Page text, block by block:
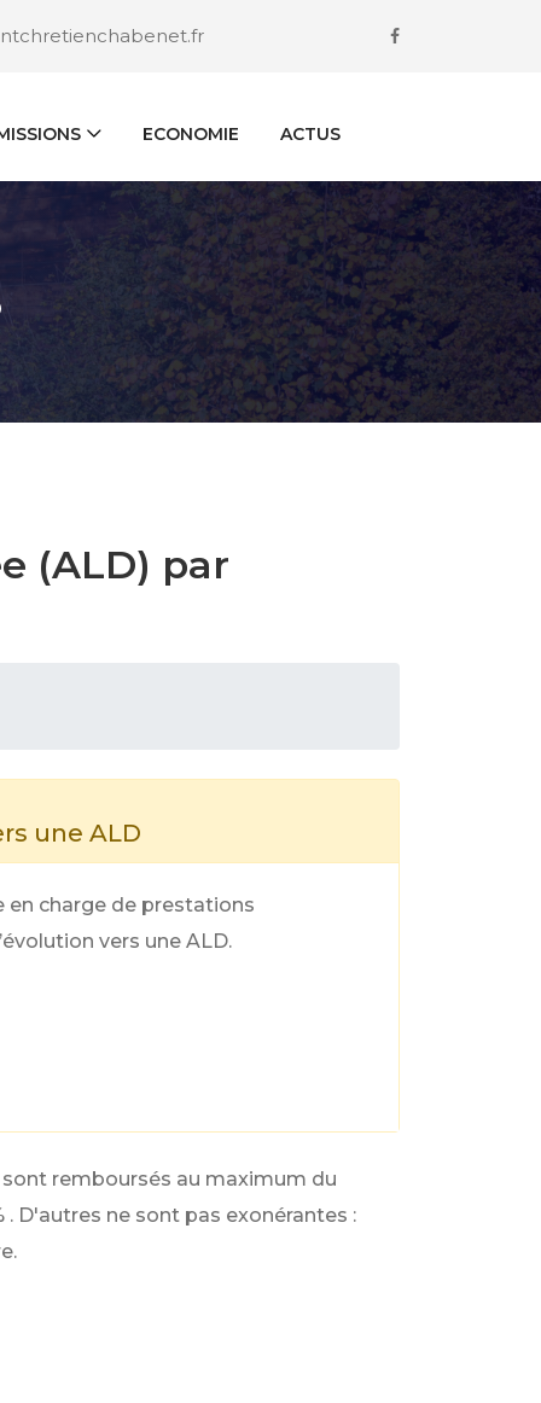
ECONOMIE ACTUS
(ALD) par
une ALD
en charge de prestations
vers une ALD.
sont remboursés au maximum du
. D'autres ne sont pas exonérantes :